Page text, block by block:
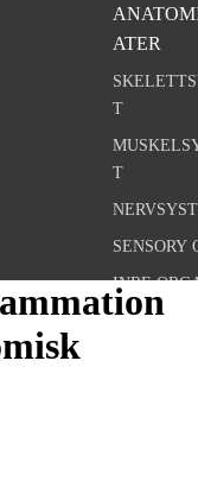
ATER
T
T
SENSORY
INRE